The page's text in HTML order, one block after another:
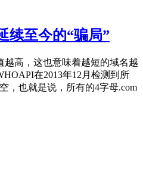
续至今的“骗局”
高，这也意味着越短的域名越
在2013年12月检测到所
，也就是说，所有的4字母.com